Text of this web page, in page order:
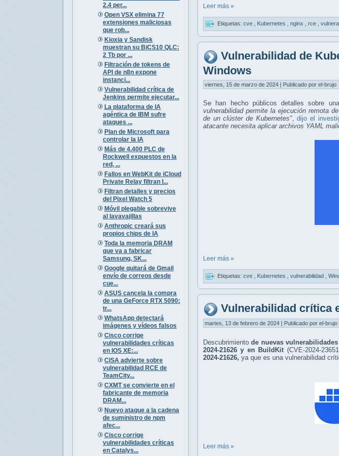
2.4 per...
Open VSX elimina 77
extensiones maliciosas
que rob...
Kioxia y Sandisk
muestran su BiCS10 QLC:
2 Tb por ...
Filtración de tokens de
API de n8n expone
instanci...
Vulnerabilidad crítica de
Jenkins permite ejecutar...
La plataforma de IA
agéntica de IBM sufre
ataques ...
Plan de Microsoft para
controlar la IA
Más de 4.400 PLC de
Rockwell expuestos en la
red, ...
Fallos en WebKit de iCloud
Private Relay filtran I...
Filtran detalles y precios
del Pixel Watch 5
Móvil plegable sobrevive
al lavavajillas
Anthropic creará sus
propios chips de IA
Toda la memoria DRAM
que va a fabricar
Samsung, SK...
Google quitará de Gmail
envío de correos desde
cue...
ASUS cancela la compra
de una GeForce RTX 5090:
tr...
WhatsApp detectará
imágenes y vídeos falsos
Cisco corrige
vulnerabilidades críticas
en IOS XE:...
CISA advierte sobre
vulnerabilidad RCE de
TeamCity...
CXMT se convierte en el
fabricante de memoria
DRAM...
Nuevo ataque a la cadena
de suministro de npm
afec...
Cisco corrige
vulnerabilidades críticas
en Catalys...
Leer más »
Etiquetas: cve Kubernetes nginx rce
Vulnerabilidad de
Windows
viernes, 15 de marzo de 2024 | Publicado por el-brujo
Se han hecho públicos detalles sobre
vulnerabilidad permite la ejecución remota
de un clúster de Kubernetes",dijo el
atacante necesita aplicar archivos YAML
Leer más »
Etiquetas: cve Kubernetes vulnerabilidad
Vulnerabilidad crítica
martes, 13 de febrero de 2024 | Publicado por el-brujo
Descubrimiento de nuevas
2024-21626 y en BuildKit (CVE-2024-
2024-21626, ya que es una vulnerabilidad
Leer más »